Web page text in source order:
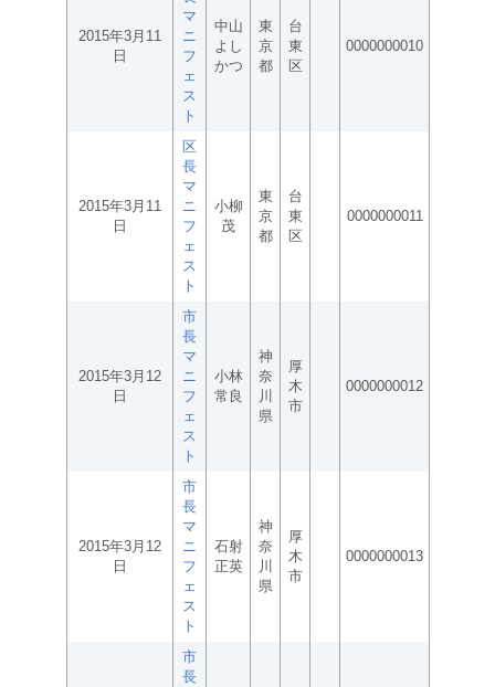
2015年3月11
日
マ
ニ
フ
ェ
ス
ト
中山
よし
かつ
東
京
都
台
東
区
0000000010
2015年3月11
日
区
長
マ
ニ
フ
ェ
ス
ト
小柳
茂
東
京
都
台
東
区
0000000011
2015年3月12
日
市
長
マ
ニ
フ
ェ
ス
ト
小林
常良
神
奈
川
県
厚
木
市
0000000012
2015年3月12
日
市
長
マ
ニ
フ
ェ
ス
ト
石射
正英
神
奈
川
県
厚
木
市
0000000013
市
長